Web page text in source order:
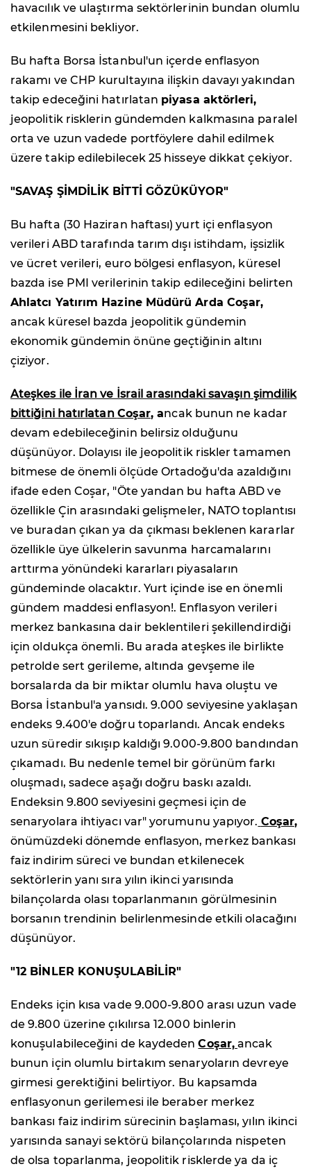
havacılık ve ulaştırma sektörlerinin bundan olumlu
etkilenmesini bekliyor.
Bu hafta Borsa İstanbul'un içerde enflasyon
rakamı ve CHP kurultayına ilişkin davayı yakından
takip edeceğini hatırlatan piyasa aktörleri,
jeopolitik risklerin gündemden kalkmasına paralel
orta ve uzun vadede portföylere dahil edilmek
üzere takip edilebilecek 25 hisseye dikkat çekiyor.
"SAVAŞ ŞİMDİLİK BİTTİ GÖZÜKÜYOR"
Bu hafta (30 Haziran haftası) yurt içi enflasyon
verileri ABD tarafında tarım dışı istihdam, işsizlik
ve ücret verileri, euro bölgesi enflasyon, küresel
bazda ise PMI verilerinin takip edileceğini belirten
Ahlatcı Yatırım Hazine Müdürü Arda Coşar,
ancak küresel bazda jeopolitik gündemin
ekonomik gündemin önüne geçtiğinin altını
çiziyor.
Ateşkes ile İran ve İsrail arasındaki savaşın şimdilik
bittiğini hatırlatan Coşar, ancak bunun ne kadar
devam edebileceğinin belirsiz olduğunu
düşünüyor. Dolayısı ile jeopolitik riskler tamamen
bitmese de önemli ölçüde Ortadoğu'da azaldığını
ifade eden Coşar, "Öte yandan bu hafta ABD ve
özellikle Çin arasındaki gelişmeler, NATO toplantısı
ve buradan çıkan ya da çıkması beklenen kararlar
özellikle üye ülkelerin savunma harcamalarını
arttırma yönündeki kararları piyasaların
gündeminde olacaktır. Yurt içinde ise en önemli
gündem maddesi enflasyon!. Enflasyon verileri
merkez bankasına dair beklentileri şekillendirdiği
için oldukça önemli. Bu arada ateşkes ile birlikte
petrolde sert gerileme, altında gevşeme ile
borsalarda da bir miktar olumlu hava oluştu ve
Borsa İstanbul'a yansıdı. 9.000 seviyesine yaklaşan
endeks 9.400'e doğru toparlandı. Ancak endeks
uzun süredir sıkışıp kaldığı 9.000-9.800 bandından
çıkamadı. Bu nedenle temel bir görünüm farkı
oluşmadı, sadece aşağı doğru baskı azaldı.
Endeksin 9.800 seviyesini geçmesi için de
senaryolara ihtiyacı var" yorumunu yapıyor. Coşar,
önümüzdeki dönemde enflasyon, merkez bankası
faiz indirim süreci ve bundan etkilenecek
sektörlerin yanı sıra yılın ikinci yarısında
bilançolarda olası toparlanmanın görülmesinin
borsanın trendinin belirlenmesinde etkili olacağını
düşünüyor.
"12 BİNLER KONUŞULABİLİR"
Endeks için kısa vade 9.000-9.800 arası uzun vade
de 9.800 üzerine çıkılırsa 12.000 binlerin
konuşulabileceğini de kaydedenCoşar, ancak
bunun için olumlu birtakım senaryoların devreye
girmesi gerektiğini belirtiyor. Bu kapsamda
enflasyonun gerilemesi ile beraber merkez
bankası faiz indirim sürecinin başlaması, yılın ikinci
yarısında sanayi sektörü bilançolarında nispeten
de olsa toparlanma, jeopolitik risklerde ya da iç